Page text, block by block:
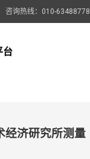
咨询热线：010-63488778
台
经济研究所测量